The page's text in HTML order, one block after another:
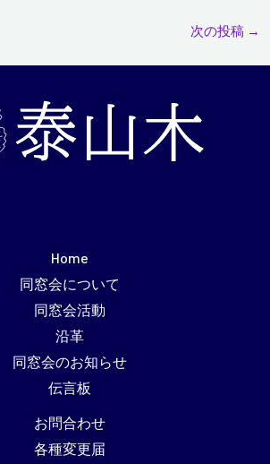
次の投稿 →
Home
同窓会について
同窓会活動
沿革
同窓会のお知らせ
伝言板
お問合わせ
各種変更届